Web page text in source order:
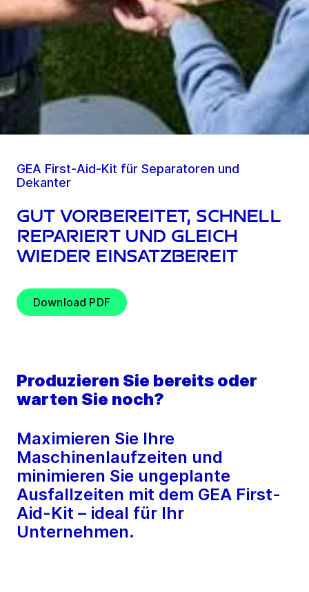
GEA First-Aid-Kit für Separatoren und
Dekanter
Gut vorbereitet, schnell
repariert und gleich
wieder einsatzbereit
Download PDF
Produzieren Sie bereits oder
warten Sie noch?
Maximieren Sie Ihre
Maschinenlaufzeiten und
minimieren Sie ungeplante
Ausfallzeiten mit dem GEA First-
Aid-Kit – ideal für Ihr
Unternehmen.